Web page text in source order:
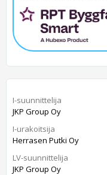
I-suunnittelija
JKP Group Oy
I-urakoitsija
Herrasen Putki Oy
LV-suunnittelija
JKP Group Oy